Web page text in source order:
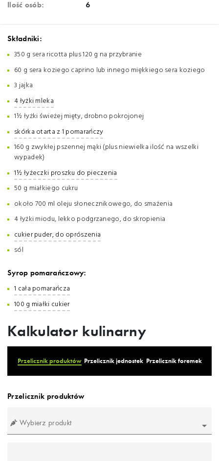
Ilość osób:
6
Składniki:
350 g sera ricotta plus 120 g na przybranie
60 g sera koziego caprino lub innego miękkiego sera koziego
3 jajka
4 łyżki mleka
1½ łyżki świeżej mięty, drobno pokrojonej
skórka otarta z 1 pomarańczy
160 g zwykłej pszennej mąki (plus niewielka ilość na wszelki
wypadek)
1½ łyżeczki proszku do pieczenia
50 g miałkiego cukru
około 700 ml oleju słonecznikowego, do smażenia
4 łyżki miodu, lekko podgrzanego, do skropienia
cukier puder, do oprószenia
sól
Syrop pomarańczowy:
1 cała pomarańcza
100 g miałki cukier
Kalkulator kulinarny
Przelicznik produktów Przelicznik jednostek Przelicznik foremek
Przelicznik produktów
Wybierz produkt